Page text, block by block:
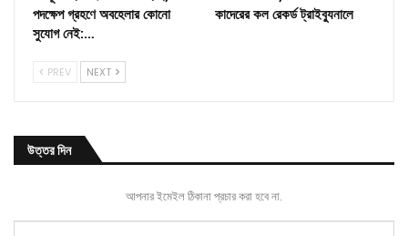
পদক্ষেপ গ্রহণে অবহেলার কোনো
সুযোগ নেই:…
কাদেরের কল রেকর্ড ট্রাইব্যুনালে
PREV NEXT
উত্তর দিন
আপনার ইমেইল ঠিকানা প্রচার করা হবে না.